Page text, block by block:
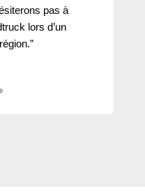
pas à
lors d’un